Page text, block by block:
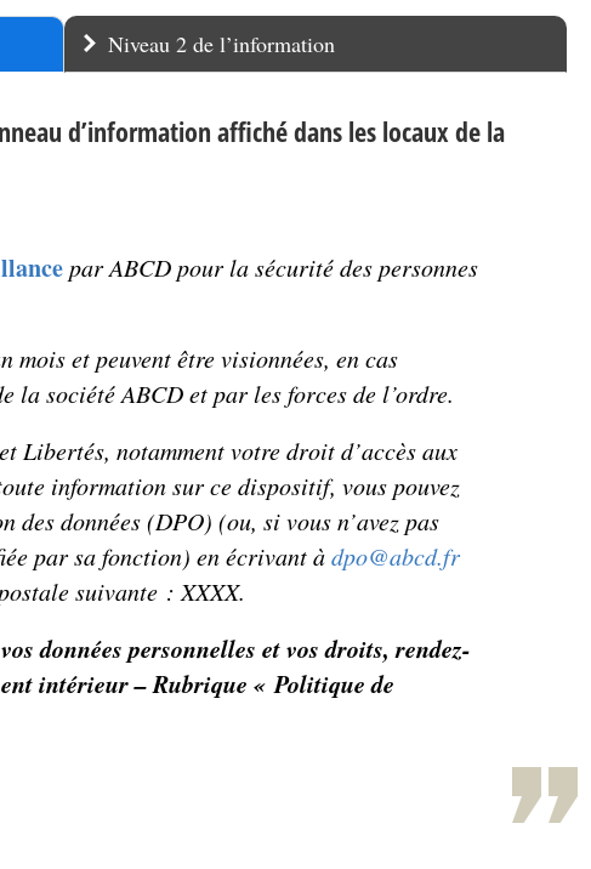
Niveau 2 de l’information
d’information affiché dans les locaux de la
par ABCD pour la sécurité des personnes
mois et peuvent être visionnées, en cas
société ABCD et par les forces de l’ordre.
Libertés, notamment votre droit d’accès aux
information sur ce dispositif, vous pouvez
des données (DPO) (ou, si vous n’avez pas
par sa fonction) en écrivant àdpo@abcd.fr
suivante : XXXX.
données personnelles et vos droits, rendez-
intérieur – Rubrique « Politique de